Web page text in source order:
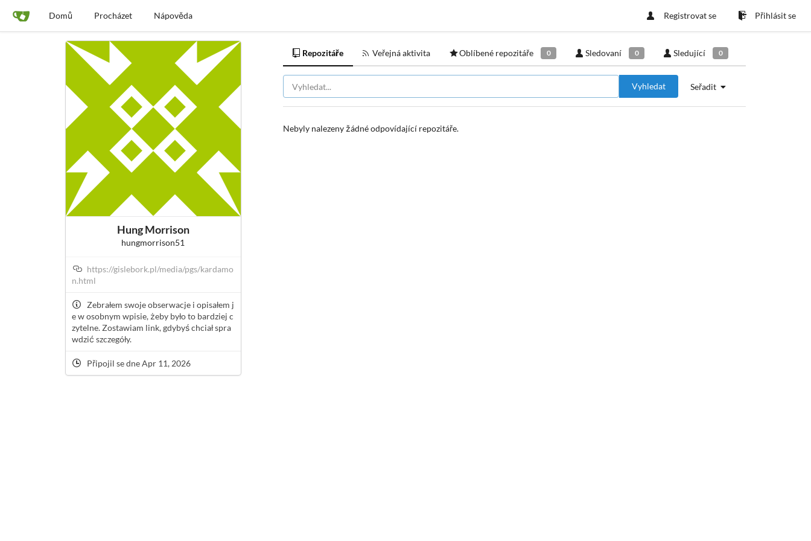
Domů Procházet Nápověda Registrovat se Přihlásit se
Hung Morrison
hungmorrison51
https://gislebork.pl/media/pgs/kardamo
n.html
Zebrałem swoje obserwacje i opisałem j
e w osobnym wpisie, żeby było to bardziej c
zytelne. Zostawiam link, gdybyś chciał spra
wdzić szczegóły.
Připojil se dne Apr 11, 2026
Repozitáře Veřejná aktivita Oblíbené repozitáře 0 Sledovaní 0 Sledující 0
Seřadit
Vyhledat
Nebyly nalezeny žádné odpovídající repozitáře.